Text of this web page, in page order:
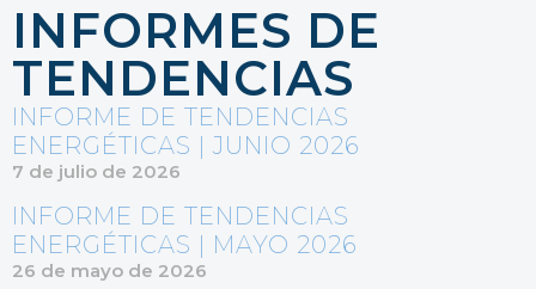
INFORMES DE
TENDENCIAS
INFORME DE TENDENCIAS
ENERGÉTICAS | JUNIO 2026
7 de julio de 2026
INFORME DE TENDENCIAS
ENERGÉTICAS | MAYO 2026
26 de mayo de 2026